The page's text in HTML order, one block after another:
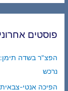
פוסטים
הפצ"ר בשדה תימן:
נרכש
הפיכה אנטי-